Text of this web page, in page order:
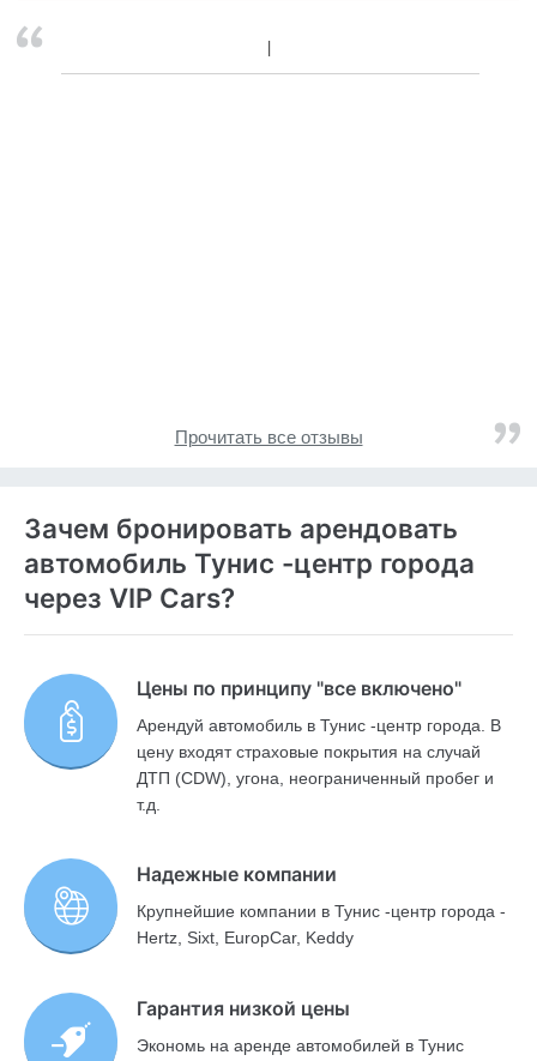
Прочитать все отзывы
Зачем бронировать арендовать
автомобиль Тунис -центр города
через VIP Cars?
Цены по принципу "все включено"
Арендуй автомобиль в Тунис -центр города. В
цену входят страховые покрытия на случай
ДТП (CDW), угона, неограниченный пробег и
т.д.
Надежные компании
Крупнейшие компании в Тунис -центр города -
Hertz, Sixt, EuropCar, Keddy
Гарантия низкой цены
Экономь на аренде автомобилей в Тунис